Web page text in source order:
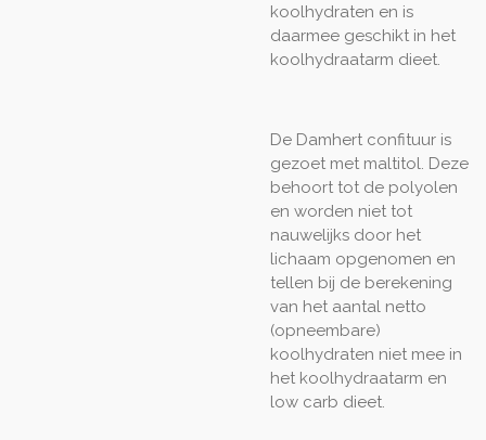
koolhydraten en is
daarmee geschikt in het
koolhydraatarm dieet.
De Damhert confituur is
gezoet met maltitol. Deze
behoort tot de polyolen
en worden niet tot
nauwelijks door het
lichaam opgenomen en
tellen bij de berekening
van het aantal netto
(opneembare)
koolhydraten niet mee in
het koolhydraatarm en
low carb dieet.